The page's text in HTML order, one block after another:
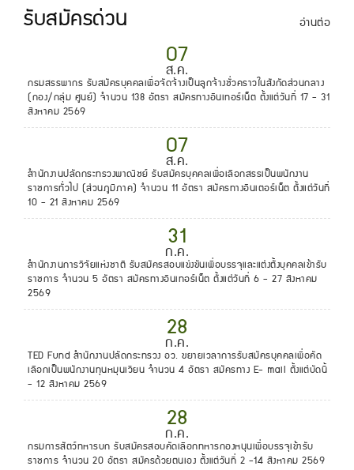
รับสมัครด่วน อ่านต่อ
07
ส.ค.
กรมสรรพากร รับสมัครบุคคลเพื่อจัดจ้างเป็นลูกจ้างชั่วคราวในสังกัดส่วนกลาง
(กอง/กลุ่ม ศูนย์) จำนวน 138 อัตรา สมัครทางอินเทอร์เน็ต ตั้งแต่วันที่ 17 - 31
สิงหาคม 2569
07
ส.ค.
สำนักงานปลัดกระทรวงพาณิชย์ รับสมัครบุคคลเพื่อเลือกสรรเป็นพนักงาน
ราชการทั่วไป (ส่วนภูมิภาค) จำนวน 11 อัตรา สมัครทางอินเตอร์เน็ต ตั้งแต่วันที่
10 - 21 สิงหาคม 2569
31
ก.ค.
สำนักงานการวิจัยแห่งชาติ รับสมัครสอบแข่งขันเพื่อบรรจุและแต่งตั้งบุคคลเข้ารับ
ราชการ จำนวน 5 อัตรา สมัครทางอินเทอร์เน็ต ตั้งแต่วันที่ 6 - 27 สิงหาคม
2569
28
ก.ค.
TED Fund สำนักงานปลัดกระทรวง อว. ขยายเวลาการรับสมัครบุคคลเพื่อคัด
เลือกเป็นพนักงานทุนหมุนเวียน จำนวน 4 อัตรา สมัครทาง E- mail ตั้งแต่บัดนี้
- 12 สิงหาคม 2569
28
ก.ค.
กรมการสัตว์ทหารบก รับสมัครสอบคัดเลือกทหารกองหนุนเพื่อบรรจุเข้ารับ
ราชการ จำนวน 20 อัตรา สมัครด้วยตนเอง ตั้งแต่วันที่ 2 -14 สิงหาคม 2569